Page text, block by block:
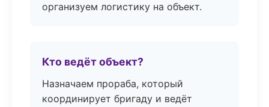
организуем логистику на объект.
Кто ведёт объект?
Назначаем прораба, который
координирует бригаду и ведёт